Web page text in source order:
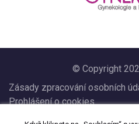
© Copyright
Zásady zpracování osobních
Prohlášení o cookies